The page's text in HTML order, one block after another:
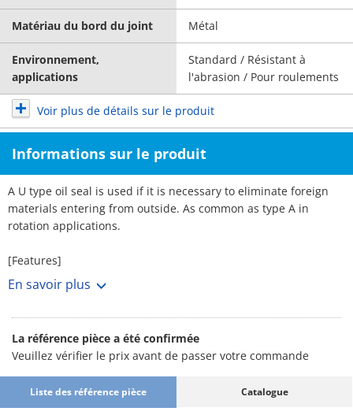
Matériau du bord du joint Métal
Environnement,
applications
Standard / Résistant à
l'abrasion / Pour roulements
Voir plus de détails sur le produit
Informations sur le produit
A U type oil seal is used if it is necessary to eliminate foreign
materials entering from outside. As common as type A in
rotation applications.
[Features]
· An oil seal seals off lubricant leakages in bearings. By
preventing the penetration of dust and water and other
lubricating oil usage provides significant benefits in terms of
bearing corrosion repair costs, offsetting seal equipment costs.
· Essential for driving shafts for the purpose of sealing in fluids
and gases, in addition to lubricant oil.
En savoir plus
La référence pièce a été confirmée
Veuillez vérifier le prix avant de passer votre commande
Liste des référence pièce Catalogue